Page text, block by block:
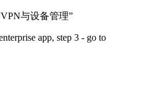
与设备管理”